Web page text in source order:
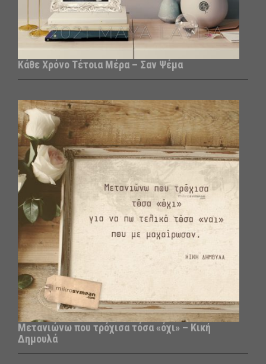
Κάθε Χρόνο Τέτοια Μέρα – Σαν Ψέμα
Μετανιώνω που τρόχισα τόσα «όχι» – Κική
Δημουλά